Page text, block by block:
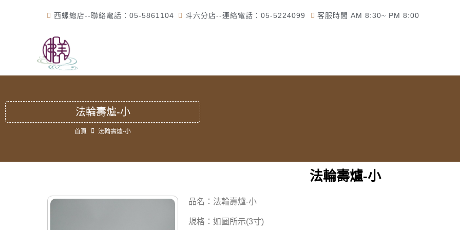
西螺總店--聯絡電話：05-5861104 斗六分店--連絡電話：05-5224099 客服時間 AM 8:30~ PM 8:00
法輪壽爐-小
首頁 法輪壽爐-小
法輪壽爐-小
品名：法輪壽爐-小
規格：如圖所示(3寸)